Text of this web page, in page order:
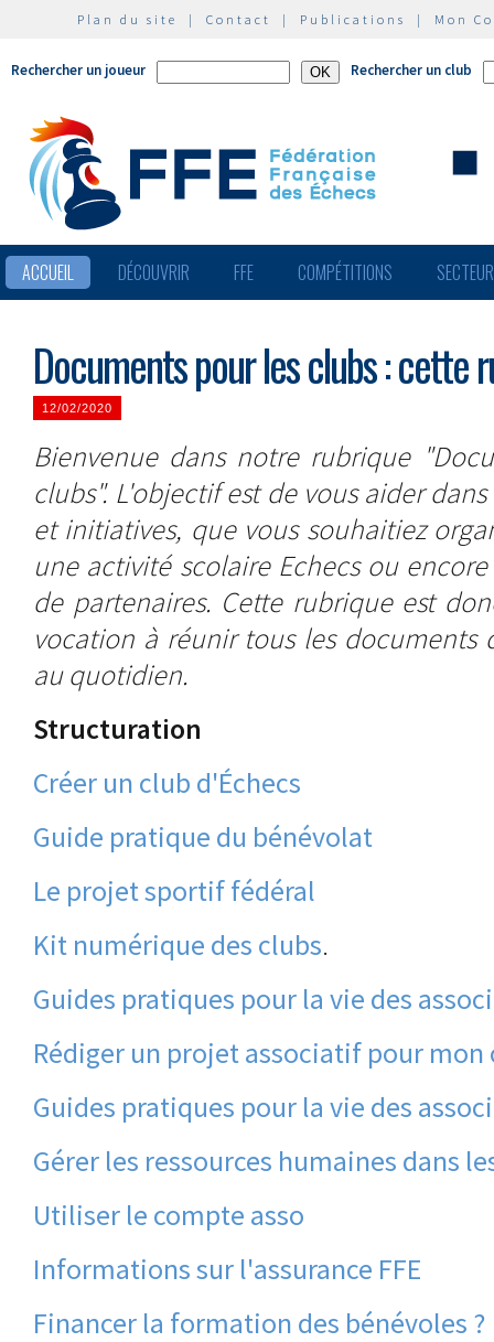
Plan du site | Contact | Publications | Mon
Rechercher un joueur Rechercher un club
ACCUEIL DÉCOUVRIR FFE COMPÉTITIONS
Documents pour les clubs : cette
12/02/2020
Bienvenue dans notre rubrique
clubs". L'objectif est de vous aider
et initiatives, que vous souhaitiez
une activité scolaire Echecs ou
de partenaires. Cette rubrique est
vocation à réunir tous les documents
au quotidien.
Structuration
Créer un club d'Échecs
Guide pratique du bénévolat
Le projet sportif fédéral
Kit numérique des clubs.
Guides pratiques pour la vie des
Rédiger un projet associatif pour mon
Guides pratiques pour la vie des
Gérer les ressources humaines dans
Utiliser le compte asso
Informations sur l'assurance FFE
Financer la formation des bénévoles ?